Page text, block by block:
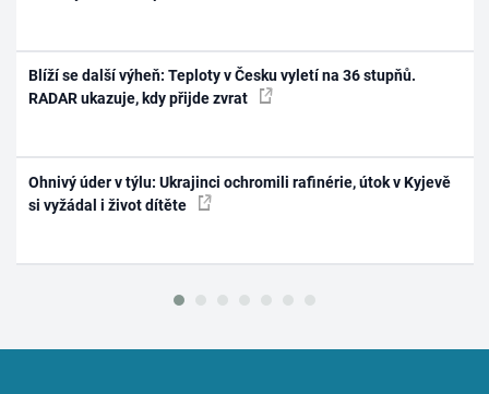
Blíží se další výheň: Teploty v Česku vyletí na 36 stupňů.
RADAR ukazuje, kdy přijde zvrat
Ohnivý úder v týlu: Ukrajinci ochromili rafinérie, útok v Kyjevě
si vyžádal i život dítěte